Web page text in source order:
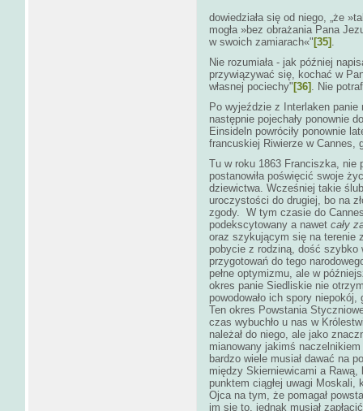
dowiedziała się od niego, „że
mogła »bez obrażania Pana
w swoich zamiarach«" [35] .
Nie rozumiała ­- jak później
przywiązywać się, kochać w
własnej pociechy" [36] . Nie
Po wyjeździe z Interlaken
następnie pojechały ponownie
Einsideln powróciły ponownie
francuskiej Riwierze w Cannes,
Tu w roku 1863 Franciszka, nie
postanowiła poświęcić swoje
dziewictwa. Wcześniej takie
uroczystości do drugiej, bo na
zgody. W tym czasie do
podekscytowany a nawet cały
oraz szykującym się na terenie
pobycie z rodziną, dość szybko
przygotowań do tego
pełne optymizmu, ale w
okres panie Siedliskie nie
powodowało ich spory
Ten okres Powstania
czas wybuchło u nas w
należał do niego, ale jako
mianowany jakimś
bardzo wiele musiał dawać na
między Skierniewicami a Rawą,
punktem ciągłej uwagi
Ojca na tym, że pomagał
im się to, jednak musiał